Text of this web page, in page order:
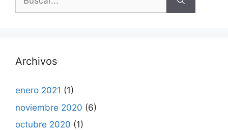
Archivos
enero 2021 (1)
noviembre 2020 (6)
octubre 2020 (1)